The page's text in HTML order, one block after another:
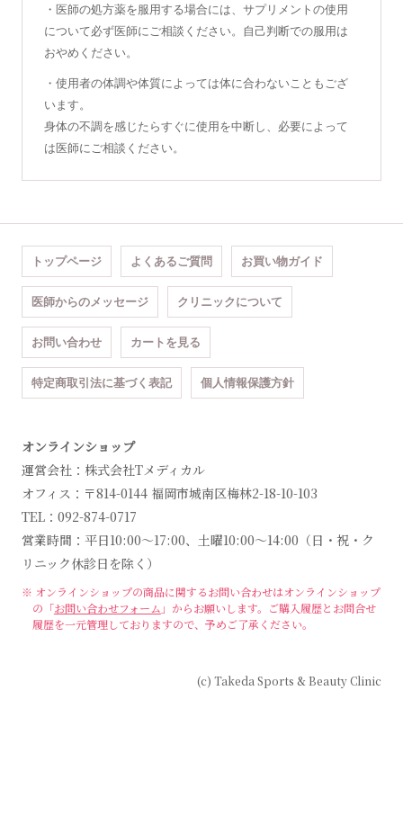
・医師の処方薬を服用する場合には、サプリメントの使用
について必ず医師にご相談ください。自己判断での服用は
おやめください。
・使用者の体調や体質によっては体に合わないこともござ
います。
身体の不調を感じたらすぐに使用を中断し、必要によって
は医師にご相談ください。
トップページ よくあるご質問 お買い物ガイド
医師からのメッセージ クリニックについて
お問い合わせ カートを見る
特定商取引法に基づく表記 個人情報保護方針
オンラインショップ
運営会社：株式会社Tメディカル
オフィス：〒814-0144 福岡市城南区梅林2-18-10-103
TEL：092-874-0717
営業時間：平日10:00～17:00、土曜10:00～14:00（日・祝・ク
リニック休診日を除く）
※ オンラインショップの商品に関するお問い合わせはオンラインショップ
の「お問い合わせフォーム 」からお願いします。 ご購入履歴とお問合せ
履歴を一元管理しておりますので、予めご了承ください。
(c) Takeda Sports & Beauty Clinic